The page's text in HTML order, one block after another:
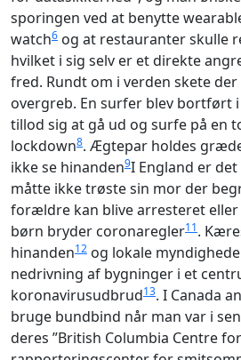
sporingen ved at benytte
watch6 og at restauranter skulle
hvilket i sig selv er et direkte
fred. Rundt om i verden skete
overgreb. En surfer blev bortført
tillod sig at gå ud og surfe på en
lockdown8. Ægtepar holdes
ikke se hinanden9I England er
måtte ikke trøste sin mor der
forældre kan blive arresteret eller
børn bryder coronaregler11.
hinanden12 og lokale
nedrivning af bygninger i et
koronavirusudbrud13. I Canada
bruge bundbind når man var i
deres ”British Columbia Centre